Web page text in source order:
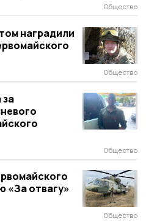
Общество
наградили
Общество
Общество
«За отвагу»
Общество